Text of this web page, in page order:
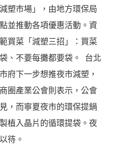
塑市場」，由地方環保局
並推動各項優惠活動。資
買菜「減塑三招」：買菜
、不要每攤都要袋。 台北
府下一步想推夜市減塑，
圈產業公會則表示，公會
，而寧夏夜市的環保提鍋
植入晶片的循環提袋。夜
待。